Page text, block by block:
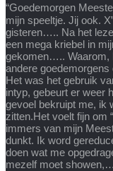
“Goedemorgen
mijn speeltje. Jij ook.
gisteren….. Na het
een mega kriebel in
gekomen….. Waarom,
andere
Het was het gebruik
intyp, gebeurt er weer
gevoel bekruipt me, ik
zitten.Het voelt fijn om
immers van mijn
dunkt. Ik word
doen wat me
mezelf moet showen,…